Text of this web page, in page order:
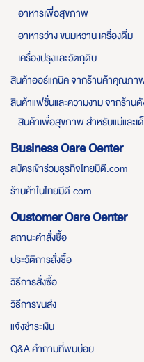
อาหารเพื่อสุขภาพ
อาหารว่าง ขนมหวาน เครื่องดื่ม
เครื่องปรุงและวัตถุดิบ
สินค้าออร์แกนิค จากร้านค้าคุณภา
สินค้าแฟชั่นและความงาม จากร้านดั
สินค้าเพื่อสุขภาพ สำหรับแม่และเ
Business Care Center
สมัครเข้าร่วมธุรกิจไทยมีดี.com
ร้านค้าในไทยมีดี.com
Customer Care Center
สถานะคำสั่งซื้อ
ประวัติการสั่งซื้อ
วิธีการสั่งซื้อ
วิธีการขนส่ง
แจ้งชำระเงิน
Q&A คำถามที่พบบ่อย